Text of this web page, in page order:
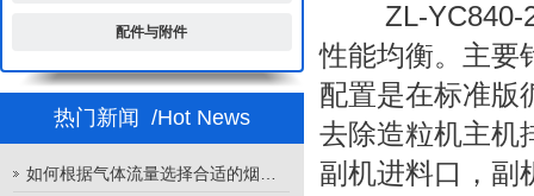
配件与附件
热门新闻 /Hot News
ZL-YC840-2
性能均衡。主要
配置是在标准版
去除造粒机主机
副机进料口，副